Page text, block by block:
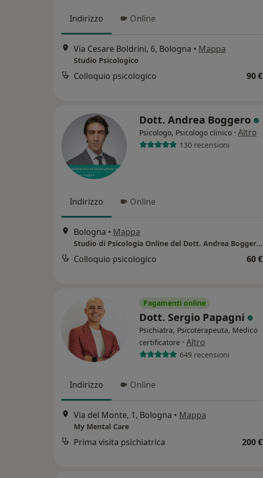
Indirizzo Online
Via Cesare Boldrini, 6, Bologna • Mappa
Studio Psicologico
Colloquio psicologico 90 €
Dott. Andrea Boggero
Psicologo, Psicologo clinico · Altro
130 recensioni
Indirizzo Online
Bologna • Mappa
Studio di Psicologia Online del Dott. Andrea Boggero a Bologna
Colloquio psicologico 60 €
Pagamenti online
Dott. Sergio Papagni
Psichiatra, Psicoterapeuta, Medico
certificatore · Altro
649 recensioni
Indirizzo Online
Via del Monte, 1, Bologna • Mappa
My Mental Care
Prima visita psichiatrica 200 €